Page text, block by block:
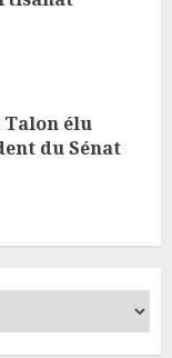
Talon élu
du Sénat